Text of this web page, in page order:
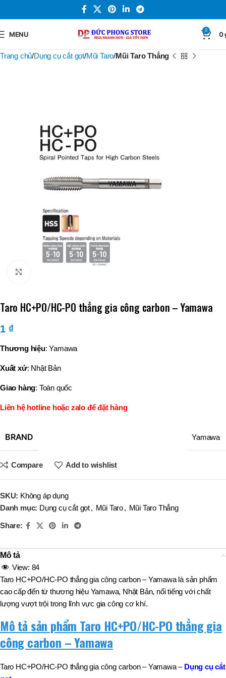
MENU 0 0
Trang chủ Dụng cụ cắt gọt Mũi Taro Mũi Taro Thẳng
Taro HC+PO/HC-PO thẳng gia công carbon – Yamawa
1 ₫
Thương hiệu: Yamawa
Xuất xứ: Nhật Bản
Giao hàng: Toàn quốc
Liên hệ hotline hoặc zalo để đặt hàng
BRAND Yamawa
Compare Add to wishlist
SKU: Không áp dụng
Danh mục: Dụng cụ cắt gọt, Mũi Taro, Mũi Taro Thẳng
Share:
Mô tả
View: 84
Taro HC+PO/HC-PO thẳng gia công carbon – Yamawa là sản phẩm
cao cấp đến từ thương hiệu Yamawa, Nhật Bản, nổi tiếng với chất
lượng vượt trội trong lĩnh vực gia công cơ khí.
Mô tả sản phẩm Taro HC+PO/HC-PO thẳng gia
công carbon – Yamawa
Taro HC+PO/HC-PO thẳng gia công carbon – Yamawa – Dụng cụ cắt